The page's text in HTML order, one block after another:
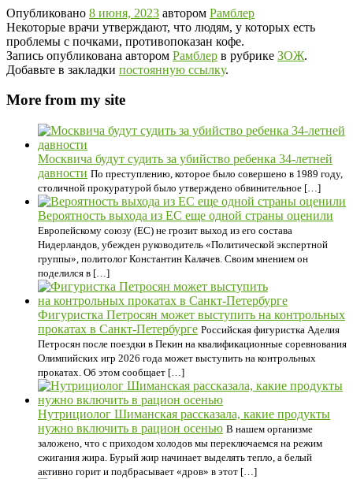
Опубликовано 8 июня, 2023 автором Рамблер
Некоторые врачи утверждают, что людям, у которых есть
проблемы с почками, противопоказан кофе.
Запись опубликована автором Рамблер в рубрике ЗОЖ.
Добавьте в закладки постоянную ссылку.
More from my site
Москвича будут судить за убийство ребенка 34-летней
давности По преступлению, которое было совершено в 1989 году,
столичной прокуратурой было утверждено обвинительное […]
Вероятность выхода из ЕС еще одной страны оценили
Европейскому союзу (ЕС) не грозит выход из его состава
Нидерландов, убежден руководитель «Политической экспертной
группы», политолог Константин Калачев. Своим мнением он
поделился в […]
Фигуристка Петросян может выступить на контрольных
прокатах в Санкт-Петербурге Российская фигуристка Аделия
Петросян после поездки в Пекин на квалификационные соревнования
Олимпийских игр 2026 года может выступить на контрольных
прокатах. Об этом сообщает […]
Нутрициолог Шиманская рассказала, какие продукты
нужно включить в рацион осенью В нашем организме
заложено, что с приходом холодов мы переключаемся на режим
сжигания жира. Бурый жир начинает выделять тепло, а белый
активно горит и подбрасывает «дров» в этот […]